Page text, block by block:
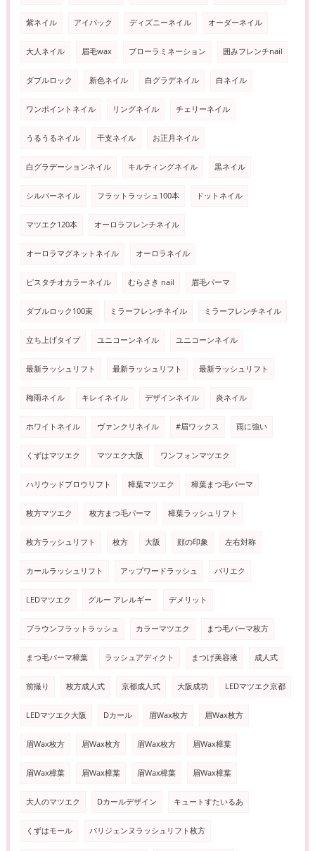
紫ネイル アイパック ディズニーネイル オーダーネイル
大人ネイル 眉毛wax ブローラミネーション 囲みフレンチnail
ダブルロック 新色ネイル 白グラデネイル 白ネイル
ワンポイントネイル リングネイル チェリーネイル
うるうるネイル 干支ネイル お正月ネイル
白グラデーションネイル キルティングネイル 黒ネイル
シルバーネイル フラットラッシュ100本 ドットネイル
マツエク120本 オーロラフレンチネイル
オーロラマグネットネイル オーロラネイル
ピスタチオカラーネイル むらさき nail 眉毛パーマ
ダブルロック100束 ミラーフレンチネイル ミラーフレンチネイル
立ち上げタイプ ユニコーンネイル ユニコーンネイル
最新ラッシュリフト 最新ラッシュリフト 最新ラッシュリフト
梅雨ネイル キレイネイル デザインネイル 炎ネイル
ホワイトネイル ヴァンクリネイル #眉ワックス 雨に強い
くずはマツエク マツエク大阪 ワンフォンマツエク
ハリウッドブロウリフト 樟葉マツエク 樟葉まつ毛パーマ
枚方マツエク 枚方まつ毛パーマ 樟葉ラッシュリフト
枚方ラッシュリフト 枚方 大阪 顔の印象 左右対称
カールラッシュリフト アップワードラッシュ パリエク
LEDマツエク グルー アレルギー デメリット
ブラウンフラットラッシュ カラーマツエク まつ毛パーマ枚方
まつ毛パーマ樟葉 ラッシュアディクト まつげ美容液 成人式
前撮り 枚方成人式 京都成人式 大阪成功 LEDマツエク京都
LEDマツエク大阪 Dカール 眉Wax枚方 眉Wax枚方
眉Wax枚方 眉Wax枚方 眉Wax枚方 眉Wax樟葉
眉Wax樟葉 眉Wax樟葉 眉Wax樟葉 眉Wax樟葉
大人のマツエク Dカールデザイン キュートすたいるあ
くずはモール パリジェンヌラッシュリフト枚方